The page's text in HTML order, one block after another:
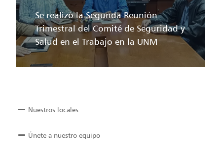
Se realizó la Segunda Reunión
Trimestral del Comité de Seguridad y
Salud en el Trabajo en la UNM
Nuestros locales
Únete a nuestro equipo